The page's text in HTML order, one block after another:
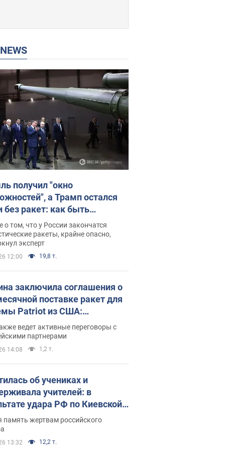
NEWS
получил "окно
а Трамп остался
без ракет: как быть
Интервью с Мельником
о том, что у России закончатся
ракеты, крайне опасно,
эксперт
12:00 19,8 т.
заключила соглашения о
поставке ракет для
Patriot из США:
раскрыл подробности
ведет активные переговоры с
партнерами
14:08 1,2 т.
об учениках и
учителей: в
удара РФ по Киевской
погибли директор
лицея, её муж и внук
память жертвам российского
13:32 12,2 т.